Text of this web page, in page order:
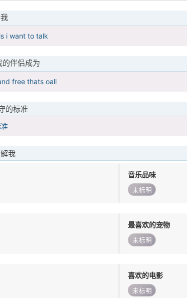
i want to talk
的伴侣成为
free thats oall
的标准
我
音乐品味
未标明
最喜欢的宠物
未标明
喜欢的电影
未标明